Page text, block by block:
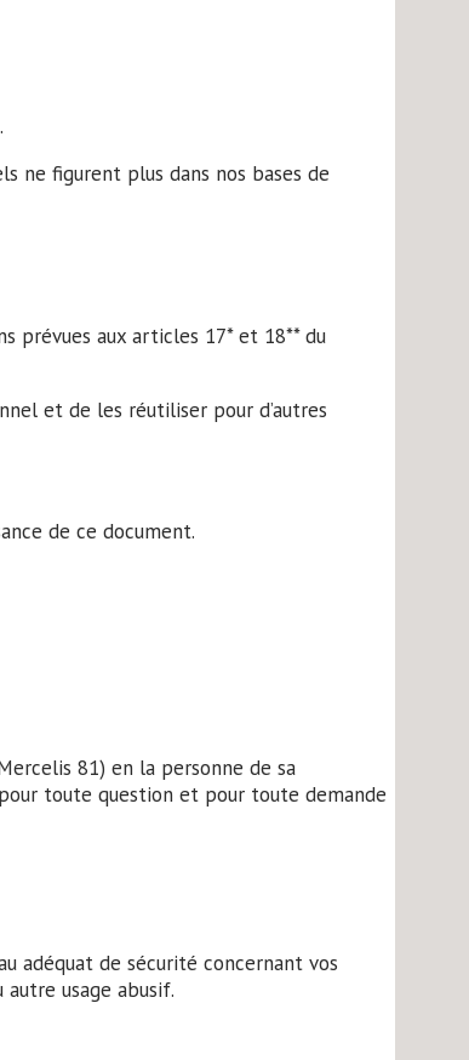
ne figurent plus dans nos bases de
prévues aux articles 17* et 18** du
et de les réutiliser pour d’autres
de ce document.
81) en la personne de sa
toute question et pour toute demande
adéquat de sécurité concernant vos
usage abusif.